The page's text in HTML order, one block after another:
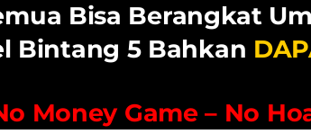
Bisa Berangkat
Bintang 5 Bahkan
Money Game – No